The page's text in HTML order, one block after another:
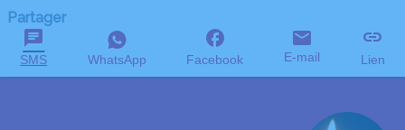
Partager
SMS WhatsApp Facebook E-mail Lien